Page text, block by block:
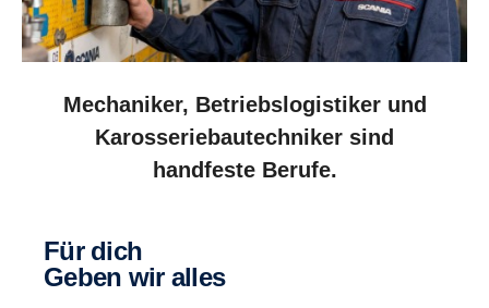
Mechaniker, Betriebslogistiker und
Karosseriebautechniker sind
handfeste Berufe.
Für dich
geben wir alles